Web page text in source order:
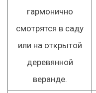
гармонично
смотрятся в саду
или на открытой
деревянной
веранде.